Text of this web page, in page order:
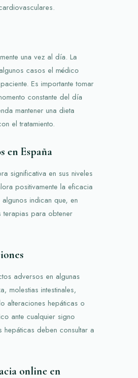
una vez al día. La
casos el médico
Es importante tomar
constante del día
mantener una dieta
el tratamiento.
en España
significativa en sus niveles
positivamente la eficacia
indican que, en
para obtener
adversos en algunas
molestias intestinales,
alteraciones hepáticas o
ante cualquier signo
hepáticas deben consultar a
online en